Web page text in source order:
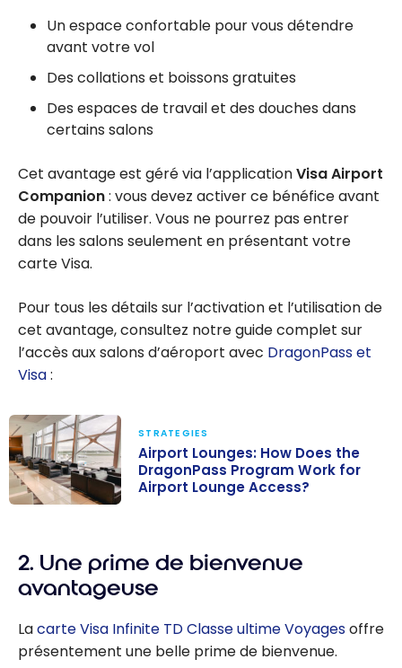
Un espace confortable pour vous détendre
avant votre vol
Des collations et boissons gratuites
Des espaces de travail et des douches dans
certains salons
Cet avantage est géré via l’applicationVisa Airport
Companion: vous devez activer ce bénéfice avant
de pouvoir l’utiliser. Vous ne pourrez pas entrer
dans les salons seulement en présentant votre
carte Visa.
Pour tous les détails sur l’activation et l’utilisation de
cet avantage, consultez notre guide complet sur
l’accès aux salons d’aéroport avec DragonPass et
Visa:
Does the
DragonPass
Program Work
for Airport
Lounge
STRATEGIES
Airport Lounges: How Does the
DragonPass Program Work for
Airport Lounge Access?
2. Une prime de bienvenue
avantageuse
Lacarte Visa Infinite TD Classe ultime Voyagesoffre
présentement une belle prime de bienvenue.